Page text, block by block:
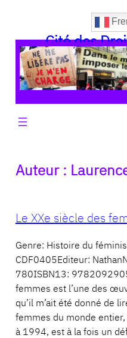
contenu Cité des
Auteur :
Le XXe siècle des
Genre: Histoire du
CDF0405Editeur:
780ISBN13:
femmes est l’une des
qu’il m’ait été donné de
femmes du monde
à 1994, est à la fois un